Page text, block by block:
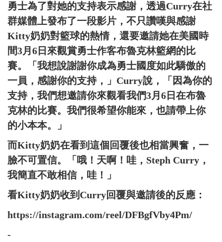
勇士為了對她的支持表示感謝，透過Curry在社
群媒體上發布了一段影片，不只讚嘆與感謝
Kitty奶奶對籃球的熱情，還要邀請她在美國時
間3月6日來觀賞勇士作客布魯克林籃網的比
賽。「我想說謝謝你成為勇士國度如此驕傲的
一員，感謝你的支持，」Curry說，「因為你的
支持，我們想邀請你來觀看我們3月6日在布魯
克林的比賽。我們很希望你能來，也請帶上你
的小本本。」
而Kitty奶奶在看到這個回覆後也相當興奮，一
臉不可置信。「哦！天啊！哇，Steph Curry，
我簡直不敢相信，哇！」
看Kitty奶奶收到Curry回覆與邀請後的反應：
https://instagram.com/reel/DFBgfVby4Pm/
-